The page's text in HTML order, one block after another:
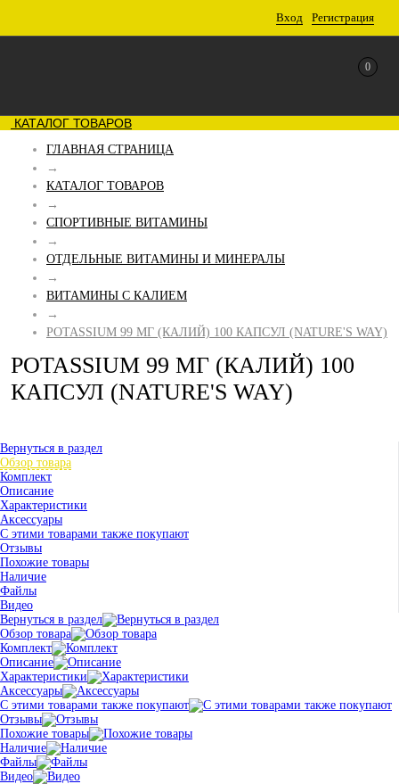
Вход Регистрация
0
КАТАЛОГ ТОВАРОВ
ГЛАВНАЯ СТРАНИЦА
→
КАТАЛОГ ТОВАРОВ
→
СПОРТИВНЫЕ ВИТАМИНЫ
→
ОТДЕЛЬНЫЕ ВИТАМИНЫ И МИНЕРАЛЫ
→
ВИТАМИНЫ С КАЛИЕМ
→
POTASSIUM 99 МГ (КАЛИЙ) 100 КАПСУЛ (NATURE'S WAY)
POTASSIUM 99 МГ (КАЛИЙ) 100
КАПСУЛ (NATURE'S WAY)
Вернуться в раздел
Обзор товара
Комплект
Описание
Характеристики
Аксессуары
С этими товарами также покупают
Отзывы
Похожие товары
Наличие
Файлы
Видео
Вернуться в раздел
Обзор товара
Комплект
Описание
Характеристики
Аксессуары
С этими товарами также покупают
Отзывы
Похожие товары
Наличие
Файлы
Видео